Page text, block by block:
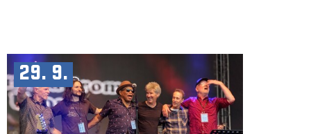
29. 9.